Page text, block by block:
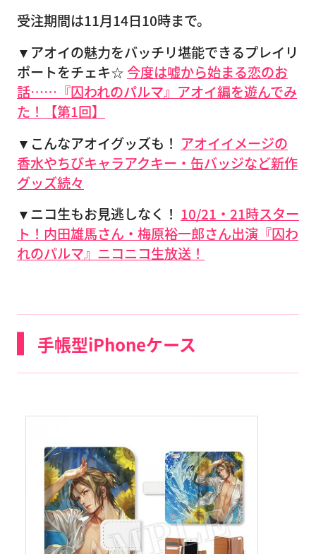
受注期間は11月14日10時まで。
▼アオイの魅力をバッチリ堪能できるプレイリ
ポートをチェキ☆ 今度は嘘から始まる恋のお
話……『囚われのパルマ』アオイ編を遊んでみ
た！【第1回】
▼こんなアオイグッズも！ アオイイメージの
香水やちびキャラアクキー・缶バッジなど新作
グッズ続々
▼ニコ生もお見逃しなく！ 10/21・21時スター
ト！内田雄馬さん・梅原裕一郎さん出演『囚わ
れのパルマ』ニコニコ生放送！
手帳型iPhoneケース